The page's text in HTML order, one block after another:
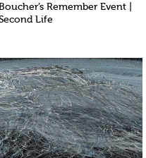
Remember Event |
Life